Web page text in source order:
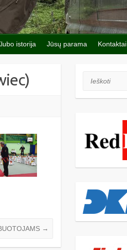
istorija Jūsų parama Kontaktai
→
Ieškoti